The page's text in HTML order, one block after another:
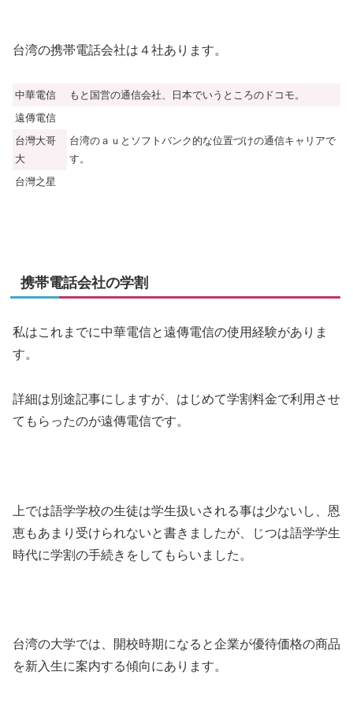
台湾の携帯電話会社は４社あります。
中華電信
もと国営の通信会社、日本でいうところのドコモ。
遠傳電信
台湾のａｕとソフトバンク的な位置づけの通信キャリアで
す。
台灣大哥
大
台灣之星
携帯電話会社の学割
私はこれまでに中華電信と遠傳電信の使用経験がありま
す。
詳細は別途記事にしますが、はじめて学割料金で利用させ
てもらったのが遠傳電信です。
上では語学学校の生徒は学生扱いされる事は少ないし、恩
恵もあまり受けられないと書きましたが、じつは語学学生
時代に学割の手続きをしてもらいました。
台湾の大学では、開校時期になると企業が優待価格の商品
を新入生に案内する傾向にあります。